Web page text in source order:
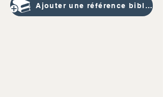
Ajouter une référence